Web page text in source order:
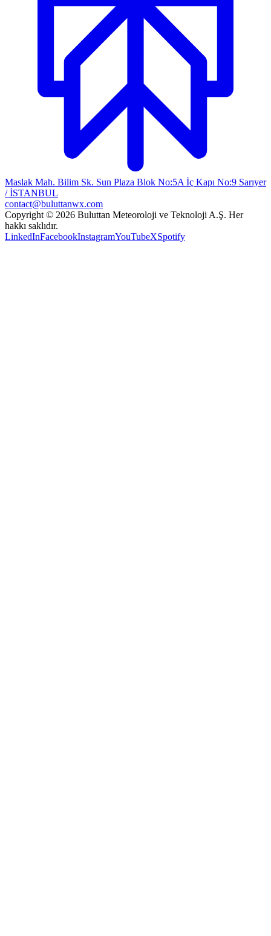
Maslak Mah. Bilim Sk. Sun Plaza Blok No:5A İç Kapı No:9 Sarıyer
/ İSTANBUL
contact@buluttanwx.com
Copyright © 2026 Buluttan Meteoroloji ve Teknoloji A.Ş. Her
hakkı saklıdır.
LinkedInFacebookInstagramYouTubeXSpotify